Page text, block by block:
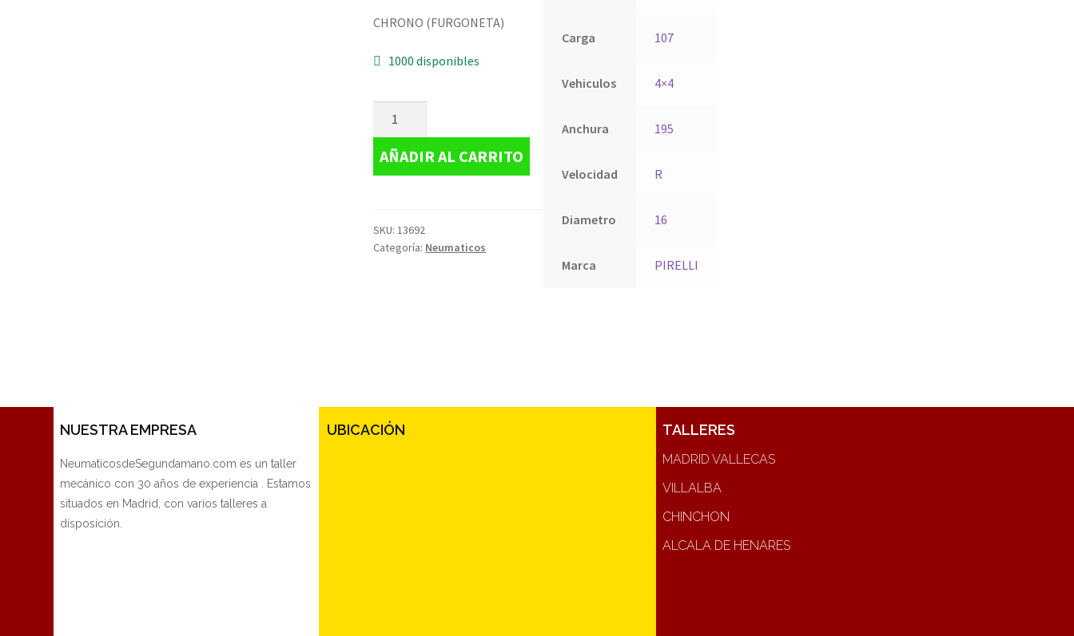
CHRONO (FURGONETA)
1000 disponibles
AÑADIR AL CARRITO
SKU:13692
Categoría: Neumaticos
Carga 107
Vehiculos 4×4
Anchura 195
Velocidad R
Diametro 16
Marca PIRELLI
NUESTRA EMPRESA
NeumaticosdeSegundamano.com es un taller
mecánico con 30 años de experiencia . Estamos
situados en Madrid, con varios talleres a
disposición.
UBICACIÓN TALLERES
MADRID VALLECAS
VILLALBA
CHINCHON
ALCALA DE HENARES